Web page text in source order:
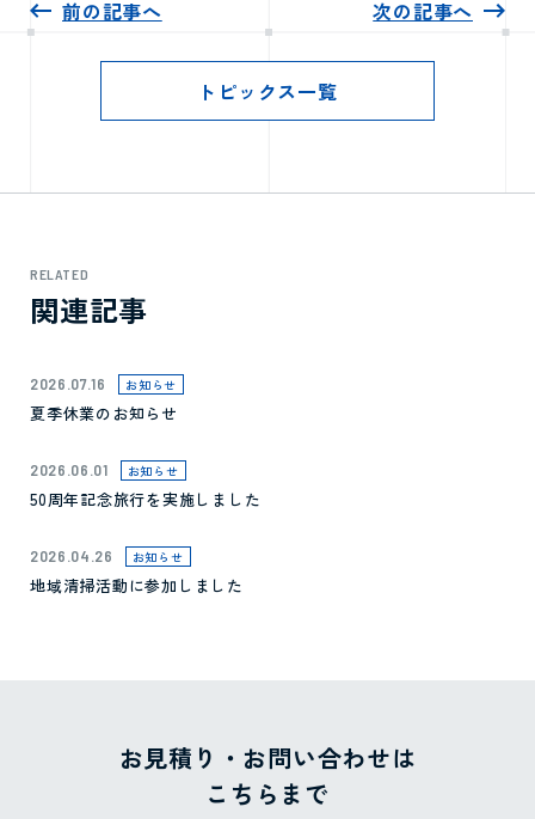
前の記事へ 次の記事へ
トピックス一覧
RELATED
関連記事
2026.07.16 お知らせ
夏季休業のお知らせ
2026.06.01 お知らせ
50周年記念旅行を実施しました
2026.04.26 お知らせ
地域清掃活動に参加しました
お見積り・お問い合わせは
こちらまで